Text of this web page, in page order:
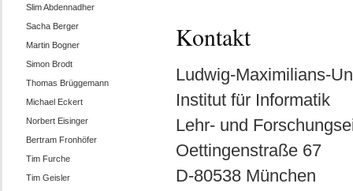
Slim Abdennadher
Sacha Berger
Martin Bogner
Simon Brodt
Thomas Brüggemann
Michael Eckert
Norbert Eisinger
Bertram Fronhöfer
Tim Furche
Tim Geisler
Kontakt
Ludwig-Maximilians-
Institut für Informatik
Lehr- und
Oettingenstraße 67
D-80538 München